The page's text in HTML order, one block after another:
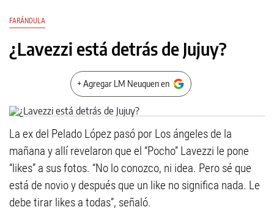
FARÁNDULA
¿Lavezzi está detrás de Jujuy?
+ Agregar LM Neuquen en
La ex del Pelado López pasó por Los ángeles de la
mañana y allí revelaron que el “Pocho” Lavezzi le pone
“likes” a sus fotos. “No lo conozco, ni idea. Pero sé que
está de novio y después que un like no significa nada. Le
debe tirar likes a todas”, señaló.